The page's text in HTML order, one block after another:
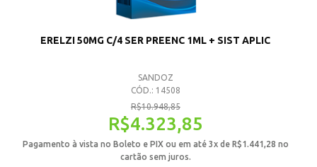
ERELZI 50MG C/4 SER PREENC 1ML + SIST APLIC
SANDOZ
CÓD.: 14508
R$10.948,85
R$4.323,85
Pagamento à vista no Boleto e PIX ou em até 3x de R$1.441,28 no
cartão sem juros.